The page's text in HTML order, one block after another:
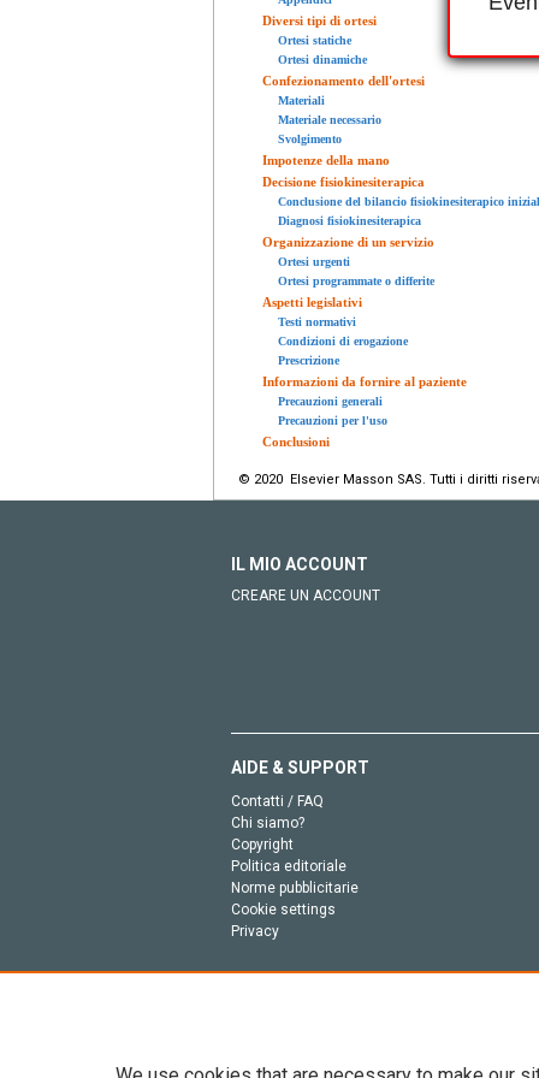
Diversi tipi di ortesi
Ortesi statiche
Ortesi dinamiche
Confezionamento dell'ortesi
Materiali
Materiale necessario
Svolgimento
Impotenze della mano
Decisione fisiokinesiterapica
Conclusione del bilancio fisiokinesiterapico
Diagnosi fisiokinesiterapica
Organizzazione di un servizio
Ortesi urgenti
Ortesi programmate o differite
Aspetti legislativi
Testi normativi
Condizioni di erogazione
Prescrizione
Informazioni da fornire al paziente
Precauzioni generali
Precauzioni per l'uso
Conclusioni
© 2020 Elsevier Masson SAS. Tutti i diritti
IL MIO ACCOUNT
CREARE UN ACCOUNT
AIDE & SUPPORT
Contatti / FAQ
Chi siamo?
Copyright
Politica editoriale
Norme pubblicitarie
Cookie settings
Privacy